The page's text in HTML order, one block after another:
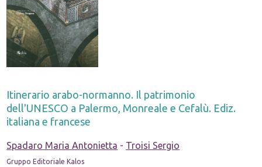
Itinerario arabo-normanno. Il patrimonio
dell'UNESCO a Palermo, Monreale e Cefalù. Ediz.
italiana e francese
Spadaro Maria Antonietta - Troisi Sergio
Gruppo Editoriale Kalos